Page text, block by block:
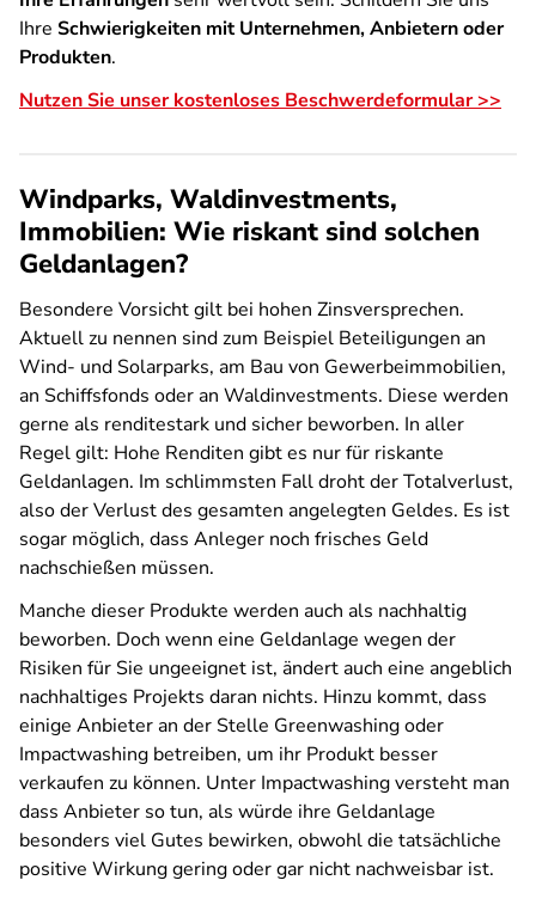
Ihre Schwierigkeiten mit Unternehmen, Anbietern oder
Produkten.
Nutzen Sie unser kostenloses Beschwerdeformular >>
Windparks, Waldinvestments,
Immobilien: Wie riskant sind solchen
Geldanlagen?
Besondere Vorsicht gilt bei hohen Zinsversprechen.
Aktuell zu nennen sind zum Beispiel Beteiligungen an
Wind- und Solarparks, am Bau von Gewerbeimmobilien,
an Schiffsfonds oder an Waldinvestments. Diese werden
gerne als renditestark und sicher beworben. In aller
Regel gilt: Hohe Renditen gibt es nur für riskante
Geldanlagen. Im schlimmsten Fall droht der Totalverlust,
also der Verlust des gesamten angelegten Geldes. Es ist
sogar möglich, dass Anleger noch frisches Geld
nachschießen müssen.
Manche dieser Produkte werden auch als nachhaltig
beworben. Doch wenn eine Geldanlage wegen der
Risiken für Sie ungeeignet ist, ändert auch eine angeblich
nachhaltiges Projekts daran nichts. Hinzu kommt, dass
einige Anbieter an der Stelle Greenwashing oder
Impactwashing betreiben, um ihr Produkt besser
verkaufen zu können. Unter Impactwashing versteht man
dass Anbieter so tun, als würde ihre Geldanlage
besonders viel Gutes bewirken, obwohl die tatsächliche
positive Wirkung gering oder gar nicht nachweisbar ist.